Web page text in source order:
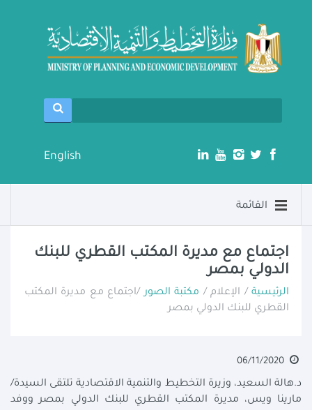
English
القائمة
اجتماع مع مديرة المكتب القطري للبنك
الدولي بمصر
الرئيسية/ الإعلام / مكتبة الصور/اجتماع مع مديرة المكتب
القطري للبنك الدولي بمصر
د.هالة السعيد، وزيرة التخطيط والتنمية الاقتصادية تلتقى السيدة/
مارينا ويس، مديرة المكتب القطري للبنك الدولي بمصر ووفد